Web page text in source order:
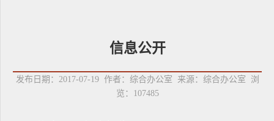
信息公开
发布日期：2017-07-19 作者：综合办公室 来源：综合办公室 浏
览： 107485